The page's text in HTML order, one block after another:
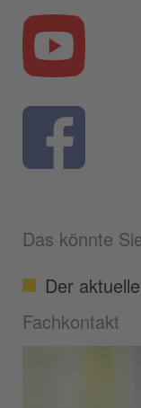
Das könnte
Der
Fachkontakt